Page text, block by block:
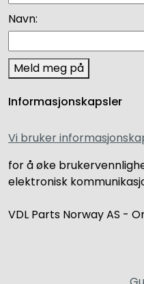
Navn:
Meld meg på
Informasjonskapsler
Vi bruker
for å øke
elektronisk
VDL Parts Norway AS -